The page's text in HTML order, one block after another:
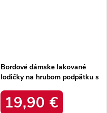
Bordové dámske lakované
lodičky na hrubom podpätku s
19,90 €